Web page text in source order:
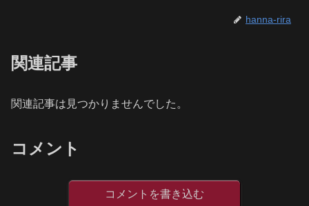
hanna-rira
関連記事
関連記事は見つかりませんでした。
コメント
コメントを書き込む